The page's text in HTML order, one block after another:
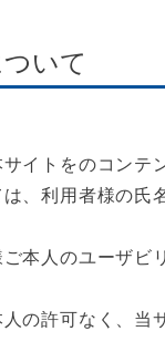
いて
イトをのコンテ
、利用者様の氏
本人のユーザビ
の許可なく、当